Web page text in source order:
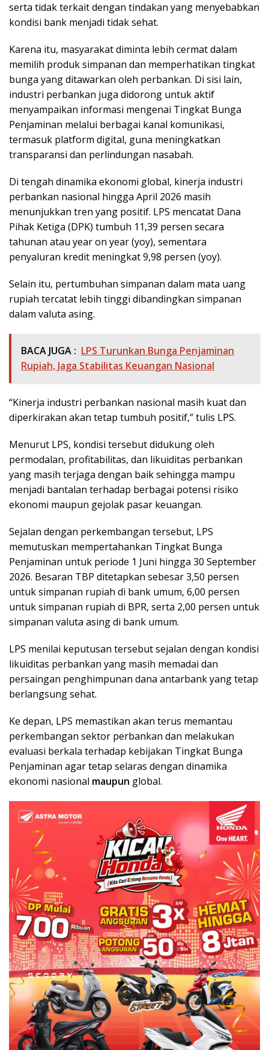
serta tidak terkait dengan tindakan yang menyebabkan
kondisi bank menjadi tidak sehat.
Karena itu, masyarakat diminta lebih cermat dalam
memilih produk simpanan dan memperhatikan tingkat
bunga yang ditawarkan oleh perbankan. Di sisi lain,
industri perbankan juga didorong untuk aktif
menyampaikan informasi mengenai Tingkat Bunga
Penjaminan melalui berbagai kanal komunikasi,
termasuk platform digital, guna meningkatkan
transparansi dan perlindungan nasabah.
Di tengah dinamika ekonomi global, kinerja industri
perbankan nasional hingga April 2026 masih
menunjukkan tren yang positif. LPS mencatat Dana
Pihak Ketiga (DPK) tumbuh 11,39 persen secara
tahunan atau year on year (yoy), sementara
penyaluran kredit meningkat 9,98 persen (yoy).
Selain itu, pertumbuhan simpanan dalam mata uang
rupiah tercatat lebih tinggi dibandingkan simpanan
dalam valuta asing.
BACA JUGA : LPS Turunkan Bunga Penjaminan
Rupiah, Jaga Stabilitas Keuangan Nasional
“Kinerja industri perbankan nasional masih kuat dan
diperkirakan akan tetap tumbuh positif,” tulis LPS.
Menurut LPS, kondisi tersebut didukung oleh
permodalan, profitabilitas, dan likuiditas perbankan
yang masih terjaga dengan baik sehingga mampu
menjadi bantalan terhadap berbagai potensi risiko
ekonomi maupun gejolak pasar keuangan.
Sejalan dengan perkembangan tersebut, LPS
memutuskan mempertahankan Tingkat Bunga
Penjaminan untuk periode 1 Juni hingga 30 September
2026. Besaran TBP ditetapkan sebesar 3,50 persen
untuk simpanan rupiah di bank umum, 6,00 persen
untuk simpanan rupiah di BPR, serta 2,00 persen untuk
simpanan valuta asing di bank umum.
LPS menilai keputusan tersebut sejalan dengan kondisi
likuiditas perbankan yang masih memadai dan
persaingan penghimpunan dana antarbank yang tetap
berlangsung sehat.
Ke depan, LPS memastikan akan terus memantau
perkembangan sektor perbankan dan melakukan
evaluasi berkala terhadap kebijakan Tingkat Bunga
Penjaminan agar tetap selaras dengan dinamika
ekonomi nasional maupun global.